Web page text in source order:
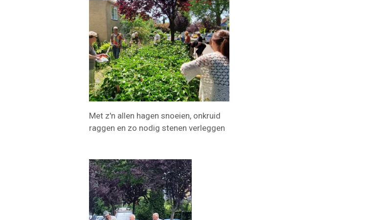
Met z'n allen hagen snoeien, onkruid
raggen en zo nodig stenen verleggen